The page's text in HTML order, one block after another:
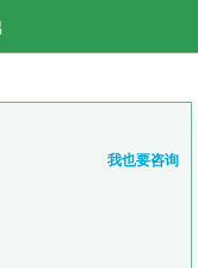
我也要咨询